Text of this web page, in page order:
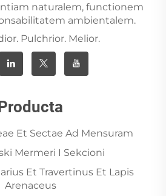
naturalem, functionem
ambientalem.
Pulchrior. Melior.
Et Sectae Ad Mensuram
Mermeri I Sekcioni
Et Travertinus Et Lapis
Arenaceus